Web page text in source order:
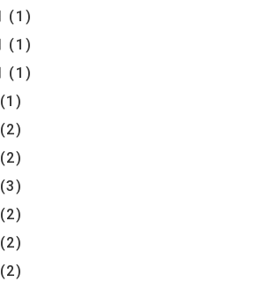
(1)
(1)
(1)
(1)
(2)
(2)
(3)
(2)
(2)
(2)